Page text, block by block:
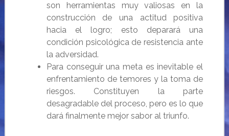
son herramientas muy valiosas en la
construcción de una actitud positiva
hacia el logro; esto deparará una
condición psicológica de resistencia ante
la adversidad.
Para conseguir una meta es inevitable el
enfrentamiento de temores y la toma de
riesgos. Constituyen la parte
desagradable del proceso, pero es lo que
dará finalmente mejor sabor al triunfo.